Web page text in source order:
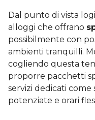
Dal punto di vista
alloggi che offrano
possibilmente con
ambienti tranquilli.
cogliendo questa
proporre pacchetti
servizi dedicati come
potenziate e orari